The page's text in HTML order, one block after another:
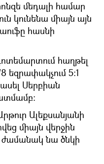
մեդալի համար
կունենա միայն այն
հասնի
հաղթել
եզրափակչում 5:1
Սերբիան
Ալեքսանյանի
միայն վերջին
ժամանակ նա ծնկի